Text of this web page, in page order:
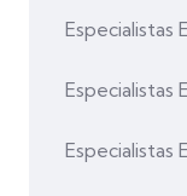
Especialistas
Especialistas
Especialistas